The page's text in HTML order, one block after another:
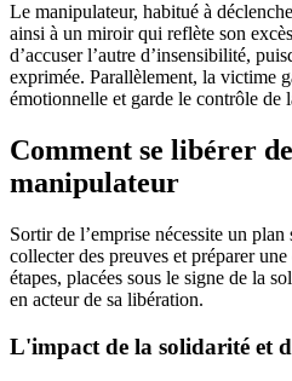
Le manipulateur, habitué à
ainsi à un miroir qui reflète son
d’accuser l’autre d’insensibilité,
exprimée. Parallèlement, la victime
émotionnelle et garde le contrôle de
Comment se libérer
manipulateur
Sortir de l’emprise nécessite un
collecter des preuves et préparer
étapes, placées sous le signe de la
en acteur de sa libération.
L'impact de la solidarité et